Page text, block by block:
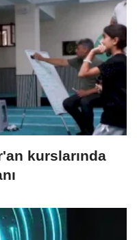
kurslarında